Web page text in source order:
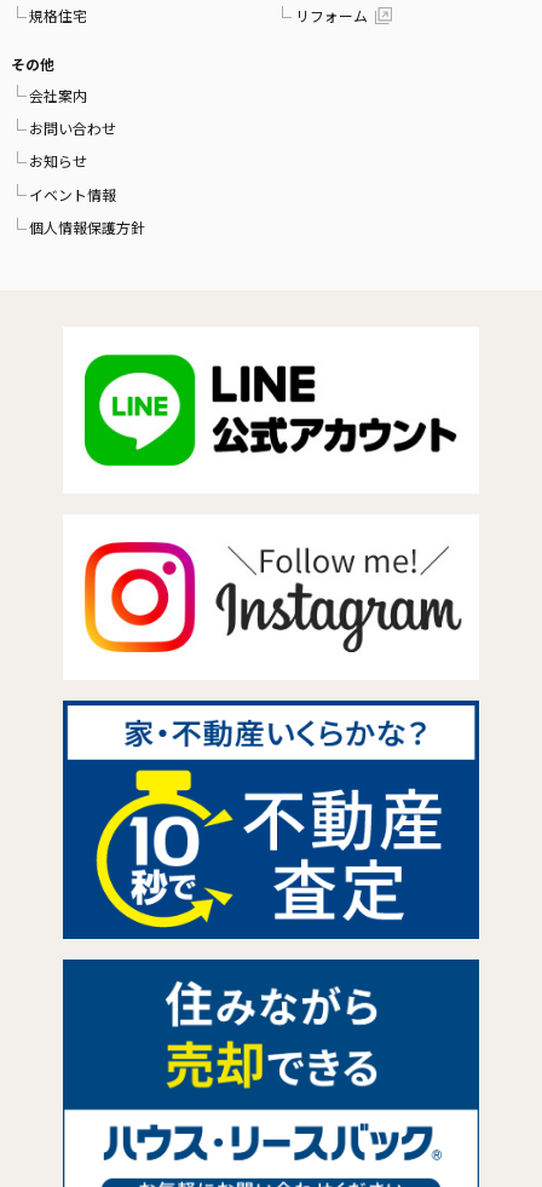
規格住宅
リフォーム
その他
会社案内
お問い合わせ
お知らせ
イベント情報
個人情報保護方針